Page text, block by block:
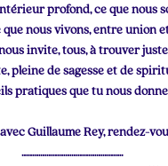
profond, ce que nous
nous vivons, entre union
invite, tous, à trouver
pleine de sagesse et de
pratiques que tu nous
Guillaume Rey, rendez-
………………………………………….